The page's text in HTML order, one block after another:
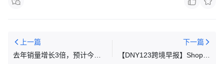
上一篇
去年销量增长3倍，预计今年
下一篇
【DNY123跨境早报】Shopee